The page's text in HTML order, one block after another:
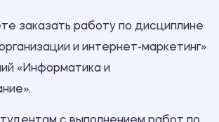
заказать работу по дисциплине
и интернет-маркетинг»
«Информатика и